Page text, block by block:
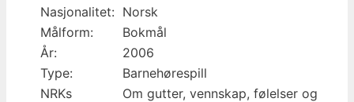
Nasjonalitet: Norsk
Målform:
Bokmål
År:
2006
Type:
Barnehørespill
NRKs
Om gutter, vennskap, følelser og